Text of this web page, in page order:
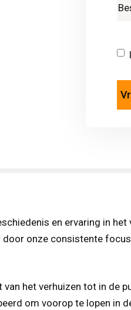
en ervaring in
onze consistente
het verhuizen tot in de
om voorop te lopen in